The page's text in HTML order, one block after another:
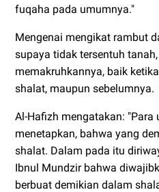
fuqaha pada umumnya."
Mengenai mengikat rambut
supaya tidak tersentuh
memakruhkannya, baik
shalat, maupun sebelumnya.
Al-Hafizh mengatakan: "Para
menetapkan, bahwa yang
shalat. Dalam pada itu
Ibnul Mundzir bahwa
berbuat demikian dalam